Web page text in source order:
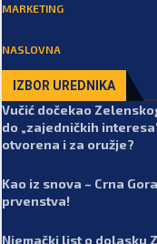
MARKETING
NASLOVNA
IZBOR UREDNIKA
Vučić dočekao
do „zajedničkih
otvorena i za oružje?
Kao iz snova – Crna
prvenstva!
Njemački list o dolasku